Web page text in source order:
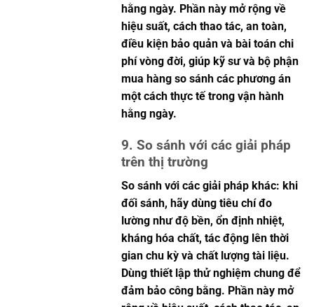
hằng ngày. Phần này mở rộng về
hiệu suất, cách thao tác, an toàn,
điều kiện bảo quản và bài toán chi
phí vòng đời, giúp kỹ sư và bộ phận
mua hàng so sánh các phương án
một cách thực tế trong vận hành
hằng ngày.
9. So sánh với các giải pháp
trên thị trường
So sánh với các giải pháp khác: khi
đối sánh, hãy dùng tiêu chí đo
lường như độ bền, ổn định nhiệt,
kháng hóa chất, tác động lên thời
gian chu kỳ và chất lượng tài liệu.
Dùng thiết lập thử nghiệm chung để
đảm bảo công bằng. Phần này mở